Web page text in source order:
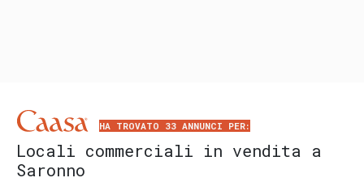
HA TROVATO 33 ANNUNCI PER:
Locali commerciali in vendita a
Saronno